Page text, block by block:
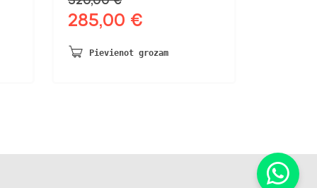
Sākotnējā
bija:
285,00 €
ir:
Pievienot grozam